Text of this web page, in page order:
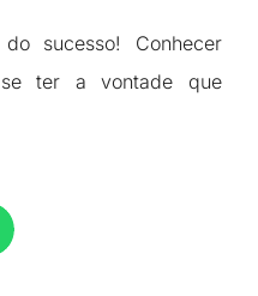
sucesso! Conhecer
ter a vontade que